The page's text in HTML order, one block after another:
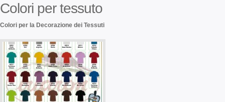
Colori per tessuto
Colori per la Decorazione dei Tessuti